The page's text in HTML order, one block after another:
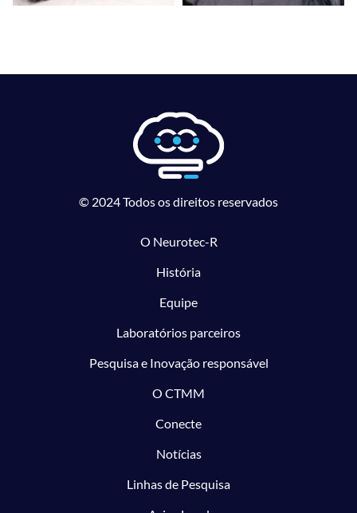
© 2024 Todos os direitos reservados
O Neurotec-R
História
Equipe
Laboratórios parceiros
Pesquisa e Inovação responsável
O CTMM
Conecte
Notícias
Linhas de Pesquisa